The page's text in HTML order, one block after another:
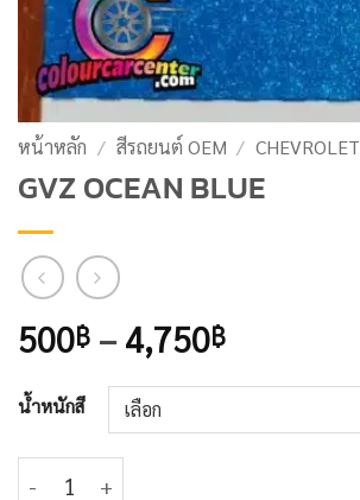
หน้าหลัก / สีรถยนต์ OEM / CHEVROLET
GVZ OCEAN BLUE
500฿ – 4,750฿Price
through
น้ำหนักสี